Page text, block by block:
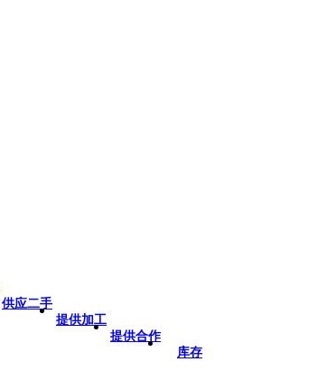
供应二手
提供加工
提供合作
库存